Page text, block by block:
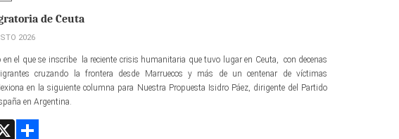
de Ceuta
2026
en el que se inscribe la reciente crisis humanitaria que tuvo lugar en Ceuta, con decenas
cruzando la frontera desde Marruecos y más de un centenar de víctimas
en la siguiente columna para Nuestra Propuesta Isidro Páez, dirigente del Partido
en Argentina.